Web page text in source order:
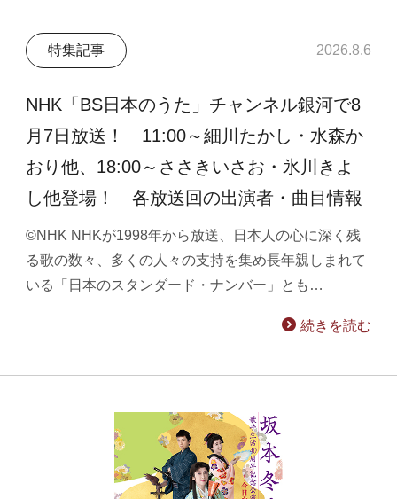
特集記事 2026.8.6
NHK「BS日本のうた」チャンネル銀河で8
月7日放送！ 11:00～細川たかし・水森か
おり他、18:00～ささきいさお・氷川きよ
し他登場！ 各放送回の出演者・曲目情報
©NHK NHKが1998年から放送、日本人の心に深く残
る歌の数々、多くの人々の支持を集め長年親しまれて
いる「日本のスタンダード・ナンバー」とも…
続きを読む